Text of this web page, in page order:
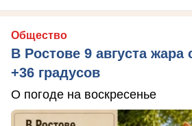
Общество
В Ростове 9 августа жара
+36 градусов
О погоде на воскресенье